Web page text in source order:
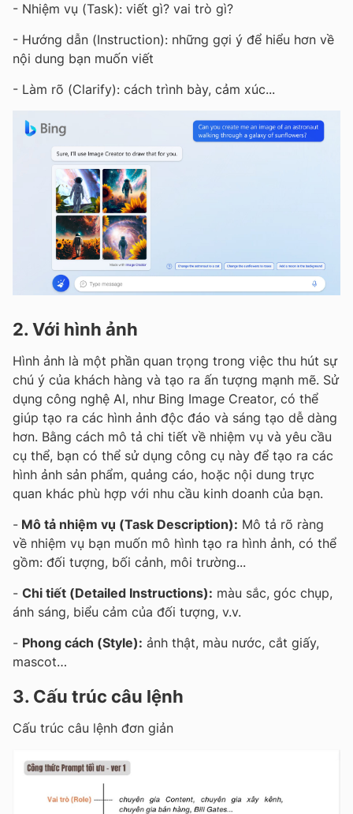
- Nhiệm vụ (Task): viết gì? vai trò gì?
- Hướng dẫn (Instruction): những gợi ý để hiểu hơn về
nội dung bạn muốn viết
- Làm rõ (Clarify): cách trình bày, cảm xúc...
2. Với hình ảnh
Hình ảnh là một phần quan trọng trong việc thu hút sự
chú ý của khách hàng và tạo ra ấn tượng mạnh mẽ. Sử
dụng công nghệ AI, như Bing Image Creator, có thể
giúp tạo ra các hình ảnh độc đáo và sáng tạo dễ dàng
hơn. Bằng cách mô tả chi tiết về nhiệm vụ và yêu cầu
cụ thể, bạn có thể sử dụng công cụ này để tạo ra các
hình ảnh sản phẩm, quảng cáo, hoặc nội dung trực
quan khác phù hợp với nhu cầu kinh doanh của bạn.
- Mô tả nhiệm vụ (Task Description): Mô tả rõ ràng
về nhiệm vụ bạn muốn mô hình tạo ra hình ảnh, có thể
gồm: đối tượng, bối cảnh, môi trường...
- Chi tiết (Detailed Instructions): màu sắc, góc chụp,
ánh sáng, biểu cảm của đối tượng, v.v.
- Phong cách (Style): ảnh thật, màu nước, cắt giấy,
mascot…
3. Cấu trúc câu lệnh
Cấu trúc câu lệnh đơn giản